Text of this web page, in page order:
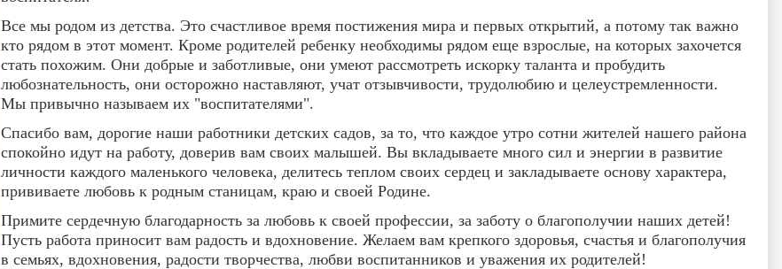
Все мы родом из детства. Это счастливое время постижения мира и первых открытий, а потому так важно
кто рядом в этот момент. Кроме родителей ребенку необходимы рядом еще взрослые, на которых захочется
стать похожим. Они добрые и заботливые, они умеют рассмотреть искорку таланта и пробудить
любознательность, они осторожно наставляют, учат отзывчивости, трудолюбию и целеустремленности.
Мы привычно называем их "воспитателями".
Спасибо вам, дорогие наши работники детских садов, за то, что каждое утро сотни жителей нашего района
спокойно идут на работу, доверив вам своих малышей. Вы вкладываете много сил и энергии в развитие
личности каждого маленького человека, делитесь теплом своих сердец и закладываете основу характера,
прививаете любовь к родным станицам, краю и своей Родине.
Примите сердечную благодарность за любовь к своей профессии, за заботу о благополучии наших детей!
Пусть работа приносит вам радость и вдохновение. Желаем вам крепкого здоровья, счастья и благополучия
в семьях, вдохновения, радости творчества, любви воспитанников и уважения их родителей!